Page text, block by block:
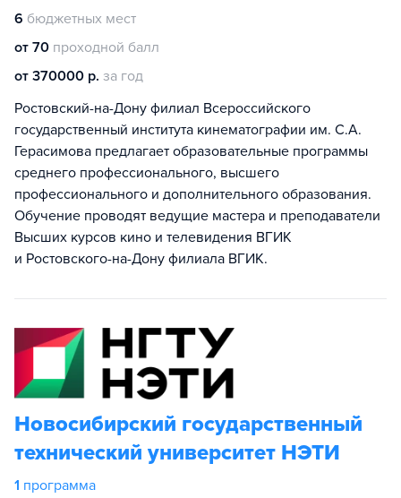
6 бюджетных мест
от 70 проходной балл
от 370000 р. за год
Ростовский-на-Дону филиал Всероссийского
государственный института кинематографии им. С.А.
Герасимова предлагает образовательные программы
среднего профессионального, высшего
профессионального и дополнительного образования.
Обучение проводят ведущие мастера и преподаватели
Высших курсов кино и телевидения ВГИК
и Ростовского-на-Дону филиала ВГИК.
Новосибирский государственный
технический университет НЭТИ
1 программа